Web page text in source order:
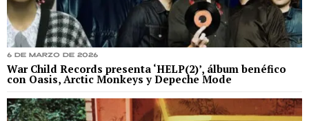
6 de marzo de 2026
War Child Records presenta ‘HELP(2)’, álbum benéfico
con Oasis, Arctic Monkeys y Depeche Mode